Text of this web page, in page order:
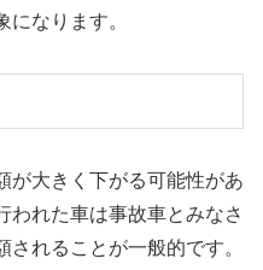
なります。
が大きく下がる可能性があ
われた車は事故車とみなさ
れることが一般的です。